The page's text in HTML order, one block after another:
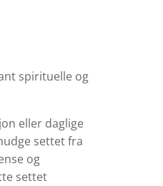
spirituelle og
eller daglige
settet fra
og
settet